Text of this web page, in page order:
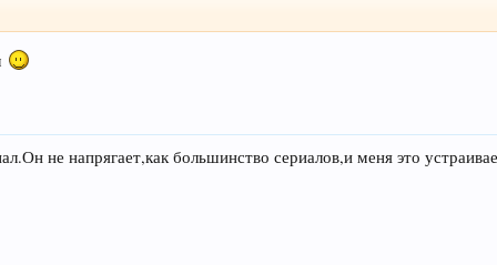
не напрягает,как большинство сериалов,и меня это